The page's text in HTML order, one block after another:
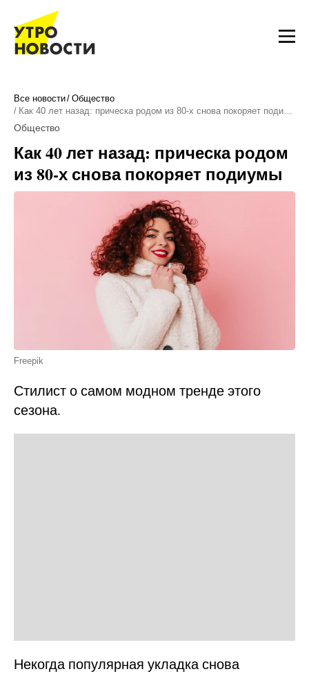
Все новости Общество
Как 40 лет назад: прическа родом из 80-х снова покоряет поди…
Общество
Как 40 лет назад: прическа родом
из 80-х снова покоряет подиумы
Freepik
Стилист о самом модном тренде этого
сезона.
Некогда популярная укладка снова